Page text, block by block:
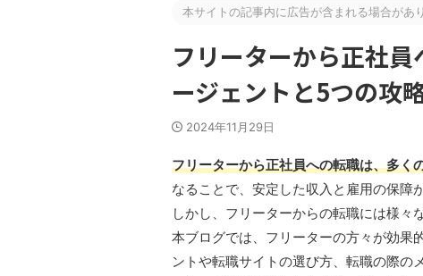
本サイトの記事内に広告が含まれる場合があ
フリーターから正社
ージェントと5つの攻
2024年11月29日
フリーターから正社員への転職は、多く
なることで、安定した収入と雇用の保障
しかし、フリーターからの転職には様々
本ブログでは、フリーターの方々が効果
ントや転職サイトの選び方、転職の際の